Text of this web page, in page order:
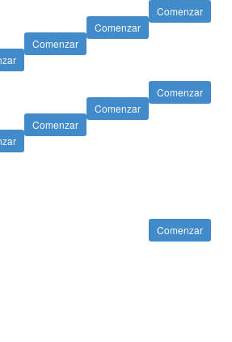
Comenzar
Comenzar
Comenzar
Comenzar
Comenzar
Comenzar
Comenzar